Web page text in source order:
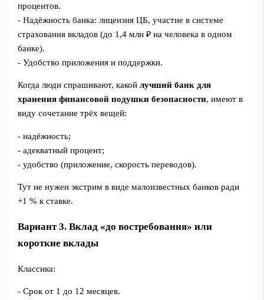
процентов.
- Надёжность банка: лицензия ЦБ, участие в системе
страхования вкладов (до 1,4 млн ₽ на человека в одном
банке).
- Удобство приложения и поддержки.
Когда люди спрашивают, какойлучший банк для
хранения финансовой подушки безопасности, имеют в
виду сочетание трёх вещей:
- надёжность;
- адекватный процент;
- удобство (приложение, скорость переводов).
Тут не нужен экстрим в виде малоизвестных банков ради
+1 % к ставке.
Вариант 3. Вклад «до востребования» или
короткие вклады
Классика:
- Срок от 1 до 12 месяцев.